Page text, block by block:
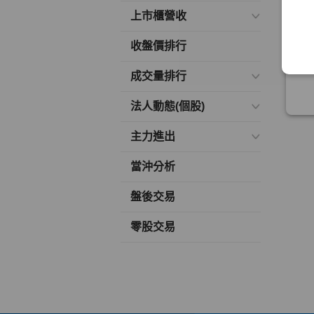
上市櫃營收
收盤價排行
成交量排行
法人動態(個股)
主力進出
當沖分析
盤後交易
零股交易